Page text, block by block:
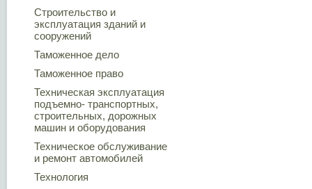
Строительство и
эксплуатация зданий и
сооружений
Таможенное дело
Таможенное право
Техническая эксплуатация
подъемно- транспортных,
строительных, дорожных
машин и оборудования
Техническое обслуживание
и ремонт автомобилей
Технология